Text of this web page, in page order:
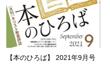
【本のひろば】 2021年9月号